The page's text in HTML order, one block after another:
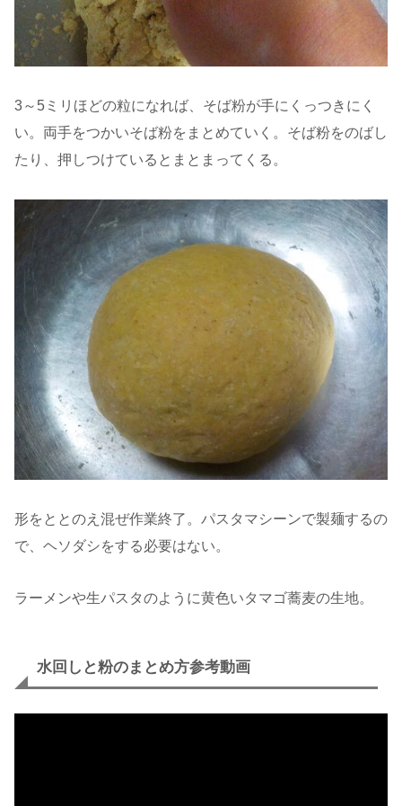
3～5ミリほどの粒になれば、そば粉が手にくっつきにく
い。両手をつかいそば粉をまとめていく。そば粉をのばし
たり、押しつけているとまとまってくる。
形をととのえ混ぜ作業終了。パスタマシーンで製麺するの
で、ヘソダシをする必要はない。
ラーメンや生パスタのように黄色いタマゴ蕎麦の生地。
水回しと粉のまとめ方参考動画